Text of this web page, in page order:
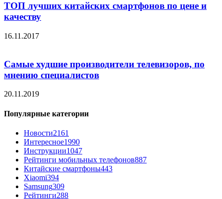
ТОП лучших китайских смартфонов по цене и
качеству
16.11.2017
Самые худшие производители телевизоров, по
мнению специалистов
20.11.2019
Популярные категории
Новости2161
Интересное1990
Инструкции1047
Рейтинги мобильных телефонов887
Китайские смартфоны443
Xiaomi394
Samsung309
Рейтинги288